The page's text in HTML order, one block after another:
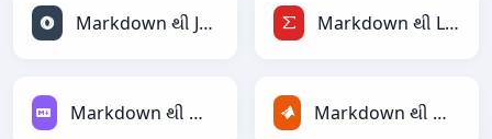
Markdown થી JSON Markdown થી LaTeX
Markdown થી Markdown Markdown થી MATLAB